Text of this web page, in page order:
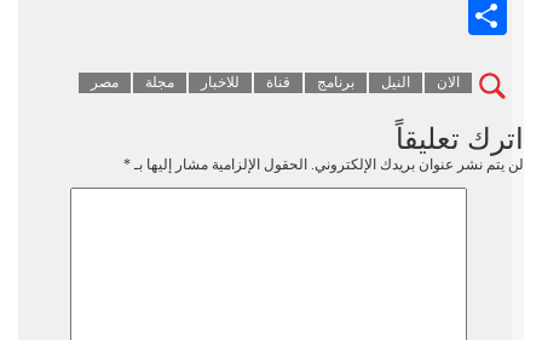
الان النيل برنامج قناة للاخبار مجلة مصر
اترك تعليقاً
لن يتم نشر عنوان بريدك الإلكتروني. الحقول الإلزامية مشار إليها بـ*